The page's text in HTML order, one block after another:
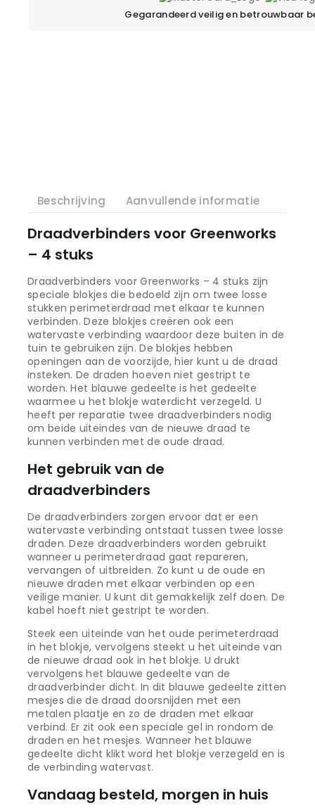
Gegarandeerd veilig en betrouwbaar
Beschrijving Aanvullende informatie
Draadverbinders voor Greenworks
– 4 stuks
Draadverbinders voor Greenworks – 4 stuks zijn
speciale blokjes die bedoeld zijn om twee losse
stukken perimeterdraad met elkaar te kunnen
verbinden. Deze blokjes creëren ook een
watervaste verbinding waardoor deze buiten in de
tuin te gebruiken zijn. De blokjes hebben
openingen aan de voorzijde, hier kunt u de draad
insteken. De draden hoeven niet gestript te
worden. Het blauwe gedeelte is het gedeelte
waarmee u het blokje waterdicht verzegeld. U
heeft per reparatie twee draadverbinders nodig
om beide uiteindes van de nieuwe draad te
kunnen verbinden met de oude draad.
Het gebruik van de
draadverbinders
De draadverbinders zorgen ervoor dat er een
watervaste verbinding ontstaat tussen twee losse
draden. Deze draadverbinders worden gebruikt
wanneer u perimeterdraad gaat repareren,
vervangen of uitbreiden. Zo kunt u de oude en
nieuwe draden met elkaar verbinden op een
veilige manier. U kunt dit gemakkelijk zelf doen. De
kabel hoeft niet gestript te worden.
Steek een uiteinde van het oude perimeterdraad
in het blokje, vervolgens steekt u het uiteinde van
de nieuwe draad ook in het blokje. U drukt
vervolgens het blauwe gedeelte van de
draadverbinder dicht. In dit blauwe gedeelte zitten
mesjes die de draad doorsnijden met een
metalen plaatje en zo de draden met elkaar
verbind. Er zit ook een speciale gel in rondom de
draden en het mesjes. Wanneer het blauwe
gedeelte dicht klikt word het blokje verzegeld en is
de verbinding watervast.
Vandaag besteld, morgen in huis